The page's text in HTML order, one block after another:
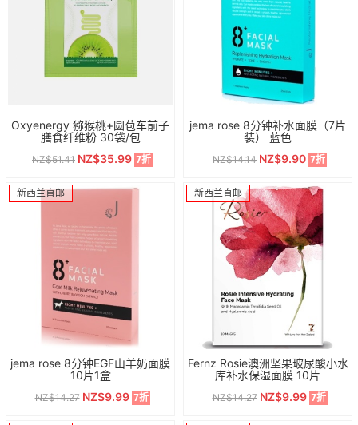
Oxyenergy 猕猴桃+圆苞车前子
膳食纤维粉 30袋/包
NZ$51.41 NZ$35.99 7折
jema rose 8分钟补水面膜（7片
装） 蓝色
NZ$14.14 NZ$9.90 7折
新西兰直邮
jema rose 8分钟EGF山羊奶面膜
10片1盒
NZ$14.27NZ$9.99 7折
新西兰直邮
Fernz Rosie澳洲坚果玻尿酸小水
库补水保湿面膜 10片
NZ$14.27NZ$9.99 7折